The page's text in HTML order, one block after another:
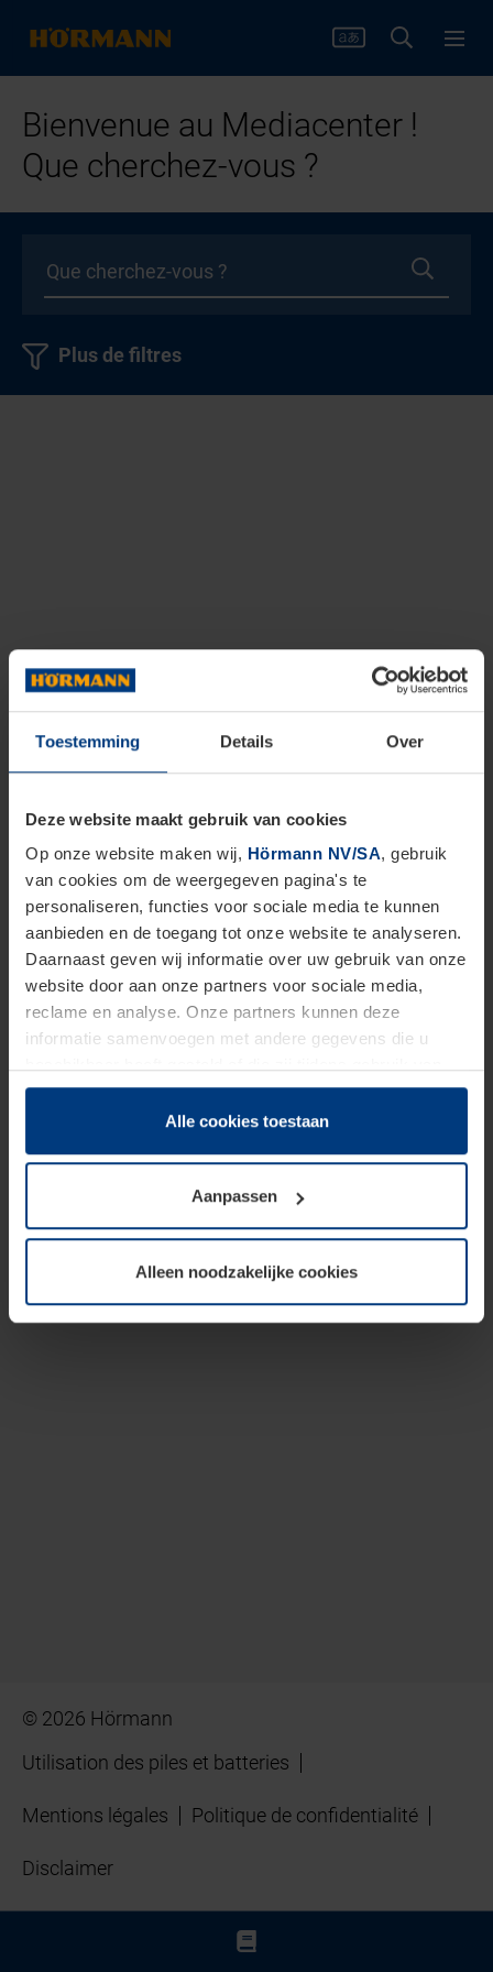
Toestemming Details Over
Deze website maakt gebruik van cookies
Op onze website maken wij, Hörmann NV/SA, gebruik
van cookies om de weergegeven pagina's te
personaliseren, functies voor sociale media te kunnen
aanbieden en de toegang tot onze website te analyseren.
Daarnaast geven wij informatie over uw gebruik van onze
website door aan onze partners voor sociale media,
reclame en analyse. Onze partners kunnen deze
informatie samenvoegen met andere gegevens die u
hun diensten hebben verzameld.
Juridisch hebben wij het recht om cookies op uw
van deze pagina's absoluut vereist is. Voor alle andere
soorten cookies is uw toestemming benodigd. Uw
toestemming kunt u op elk moment bij de uitleg van de
wijzigen of herroepen.
Alle cookies toestaan
Aanpassen
Alleen noodzakelijke cookies
Bienvenue au Mediacenter !
Que cherchez-vous ?
Plus de filtres
© 2026 Hörmann
Utilisation des piles et batteries
Mentions légales Politique de confidentialité
Disclaimer